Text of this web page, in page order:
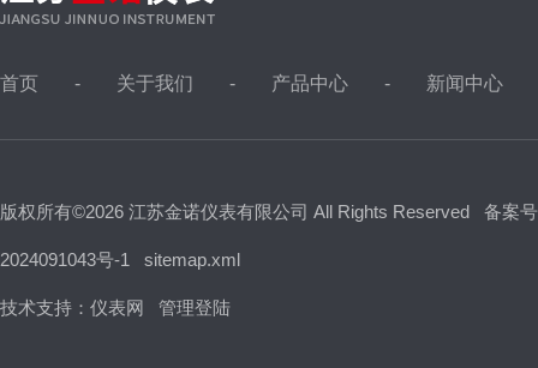
首页 关于我们 产品中心 新闻中心
版权所有©2026 江苏金诺仪表有限公司 All Rights Reserved 备案
2024091043号-1 sitemap.xml
技术支持： 仪表网 管理登陆